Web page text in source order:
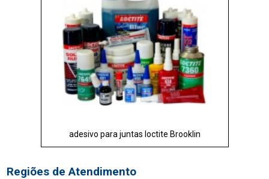
adesivo para juntas loctite Brooklin
Regiões de Atendimento